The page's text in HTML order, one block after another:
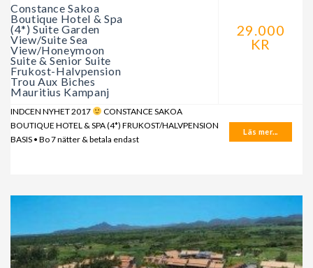
Constance Sakoa
Boutique Hotel & Spa
(4*) Suite Garden
View/Suite Sea
View/Honeymoon
Suite & Senior Suite
Frukost-Halvpension
Trou Aux Biches
Mauritius Kampanj
29.000
KR
INDCEN NYHET 2017
CONSTANCE SAKOA
BOUTIQUE HOTEL & SPA (4*) FRUKOST/HALVPENSION
BASIS • Bo 7 nätter & betala endast
Läs mer...